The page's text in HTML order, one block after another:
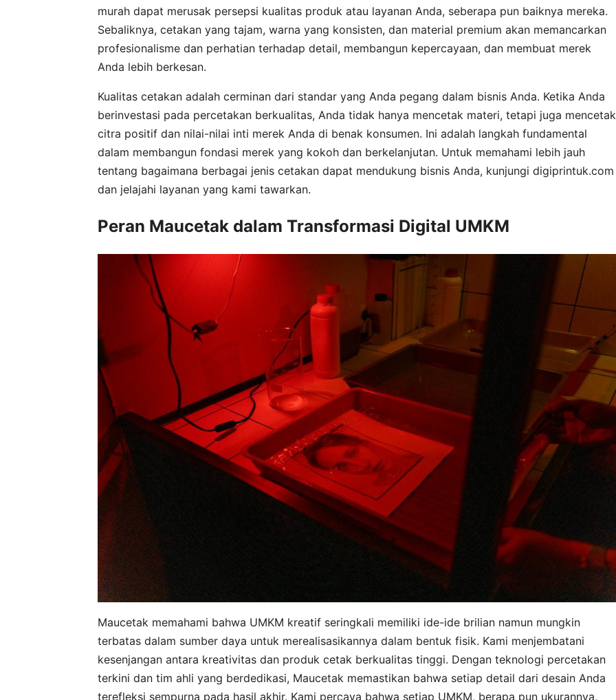
murah dapat merusak persepsi kualitas produk atau layanan Anda, seberapa pun baiknya mereka.
Sebaliknya, cetakan yang tajam, warna yang konsisten, dan material premium akan memancarkan
profesionalisme dan perhatian terhadap detail, membangun kepercayaan, dan membuat merek
Anda lebih berkesan.
Kualitas cetakan adalah cerminan dari standar yang Anda pegang dalam bisnis Anda. Ketika Anda
berinvestasi pada percetakan berkualitas, Anda tidak hanya mencetak materi, tetapi juga mencetak
citra positif dan nilai-nilai inti merek Anda di benak konsumen. Ini adalah langkah fundamental
dalam membangun fondasi merek yang kokoh dan berkelanjutan. Untuk memahami lebih jauh
tentang bagaimana berbagai jenis cetakan dapat mendukung bisnis Anda, kunjungi digiprintuk.com
dan jelajahi layanan yang kami tawarkan.
Peran Maucetak dalam Transformasi Digital UMKM
Maucetak memahami bahwa UMKM kreatif seringkali memiliki ide-ide brilian namun mungkin
terbatas dalam sumber daya untuk merealisasikannya dalam bentuk fisik. Kami menjembatani
kesenjangan antara kreativitas dan produk cetak berkualitas tinggi. Dengan teknologi percetakan
terkini dan tim ahli yang berdedikasi, Maucetak memastikan bahwa setiap detail dari desain Anda
terefleksi sempurna pada hasil akhir. Kami percaya bahwa setiap UMKM, berapa pun ukurannya,